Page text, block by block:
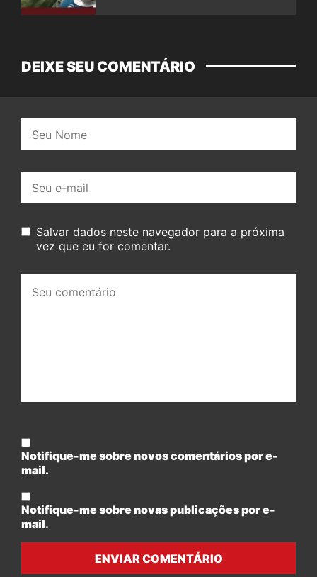
DEIXE SEU COMENTÁRIO
mail:
Salvar dados neste navegador para a próxima
vez que eu for comentar.
comentário:
Notifique-me sobre novos comentários por e-
mail.
Notifique-me sobre novas publicações por e-
mail.
ENVIAR COMENTÁRIO